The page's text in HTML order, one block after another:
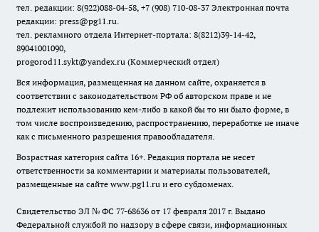
тел. редакции: 8(922)088-04-58, +7 (908) 710-08-37 Электронная почта
редакции: press@pg11.ru.
тел. рекламного отдела Интернет-портала: 8(8212)39-14-42,
89041001090,
progorod11.sykt@yandex.ru (Коммерческий отдел)
Вся информация, размещенная на данном сайте, охраняется в
соответствии с законодательством РФ об авторском праве и не
подлежит использованию кем-либо в какой бы то ни было форме, в
том числе воспроизведению, распространению, переработке не иначе
как с письменного разрешения правообладателя.
Возрастная категория сайта 16+. Редакция портала не несет
ответственности за комментарии и материалы пользователей,
размещенные на сайте www.pg11.ru и его субдоменах.
Свидетельство ЭЛ № ФС 77-68636 от 17 февраля 2017 г. Выдано
Федеральной службой по надзору в сфере связи, информационных